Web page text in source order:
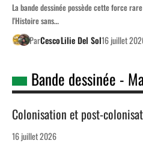
La bande dessinée possède cette force
l'Histoire sans…
ParCescoLilie Del Sol16 juillet
Bande dessinée -
Colonisation et post-
16 juillet 2026